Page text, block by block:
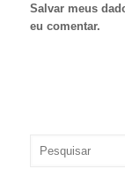
Salvar meus
eu comentar.